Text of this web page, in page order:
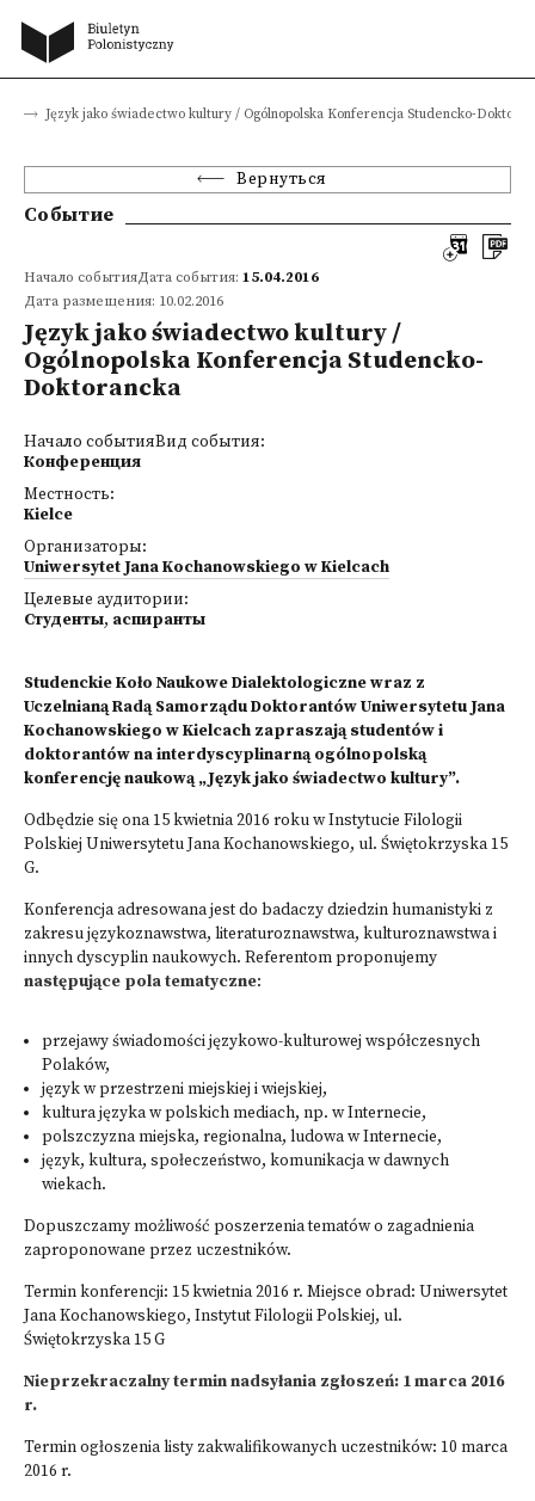
Język jako świadectwo kultury / Ogólnopolska Konferencja Studencko-
Вернуться
Событие
Начало событияДата события: 15.04.2016
Дата размещения: 10.02.2016
Język jako świadectwo kultury /
Ogólnopolska Konferencja Studencko-
Doktorancka
Начало событияВид события:
Конференция
Местность:
Kielce
Организаторы:
Uniwersytet Jana Kochanowskiego w Kielcach
Целевые аудитории:
Студенты, аспиранты
Studenckie Koło Naukowe Dialektologiczne wraz z
Uczelnianą Radą Samorządu Doktorantów Uniwersytetu Jana
Kochanowskiego w Kielcach zapraszają studentów i
doktorantów na interdyscyplinarną ogólnopolską
konferencję naukową „Język jako świadectwo kultury”.
Odbędzie się ona 15 kwietnia 2016 roku w Instytucie Filologii
Polskiej Uniwersytetu Jana Kochanowskiego, ul. Świętokrzyska 15
G.
Konferencja adresowana jest do badaczy dziedzin humanistyki z
zakresu językoznawstwa, literaturoznawstwa, kulturoznawstwa i
innych dyscyplin naukowych. Referentom proponujemy
następujące pola tematyczne:
przejawy świadomości językowo-kulturowej współczesnych
Polaków,
język w przestrzeni miejskiej i wiejskiej,
kultura języka w polskich mediach, np. w Internecie,
polszczyzna miejska, regionalna, ludowa w Internecie,
język, kultura, społeczeństwo, komunikacja w dawnych
wiekach.
Dopuszczamy możliwość poszerzenia tematów o zagadnienia
zaproponowane przez uczestników.
Termin konferencji: 15 kwietnia 2016 r. Miejsce obrad: Uniwersytet
Jana Kochanowskiego, Instytut Filologii Polskiej, ul.
Świętokrzyska 15 G
Nieprzekraczalny termin nadsyłania zgłoszeń: 1 marca 2016
r.
Termin ogłoszenia listy zakwalifikowanych uczestników: 10 marca
2016 r.